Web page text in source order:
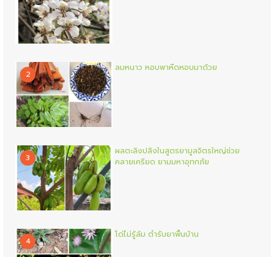
2
ลมหนาว หอบพาหืดหอบมาด้วย
3
ผลตะลิงปลิงในสูตรยามูลจิตรใหญ่ช่วย
คลายเครียด ยามมหาอุทกภัย
4
โด่ไม่รู้ล้ม ตำรับยาพื้นบ้าน